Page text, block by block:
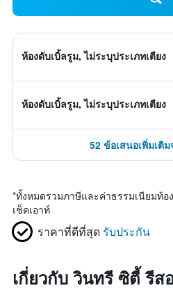
ห้องดับเบิ้ลรูม, ไม่ระบุประเภทเตียง
ห้องดับเบิ้ลรูม, ไม่ระบุประเภทเตียง
52 ข้อเสนอเพิ่มเติ
*ทั้งหมดรวมภาษีและค่าธรรมเนียมท้
เช็คเอาท์
ราคาที่ดีที่สุด รับประกัน
เกี่ยวกับ วินทรี ซิตี้ รีส